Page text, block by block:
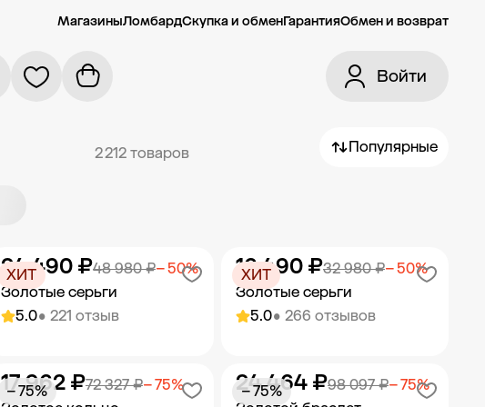
МагазиныЛомбардСкупка и обменГарантияОбмен и возврат
Войти
2 212 товаров Популярные
5.0• 221 отзыв
Золотые серьги
48 980 ₽− 50%
24 490 ₽
ХИТ
Добавить в корзину
5.0• 266 отзывов
Золотые серьги
32 980 ₽− 50%
16 490 ₽
ХИТ
Добавить в корзину
72 327 ₽− 75%
17 962 ₽
− 75%
98 097 ₽− 75%
24 464 ₽
− 75%